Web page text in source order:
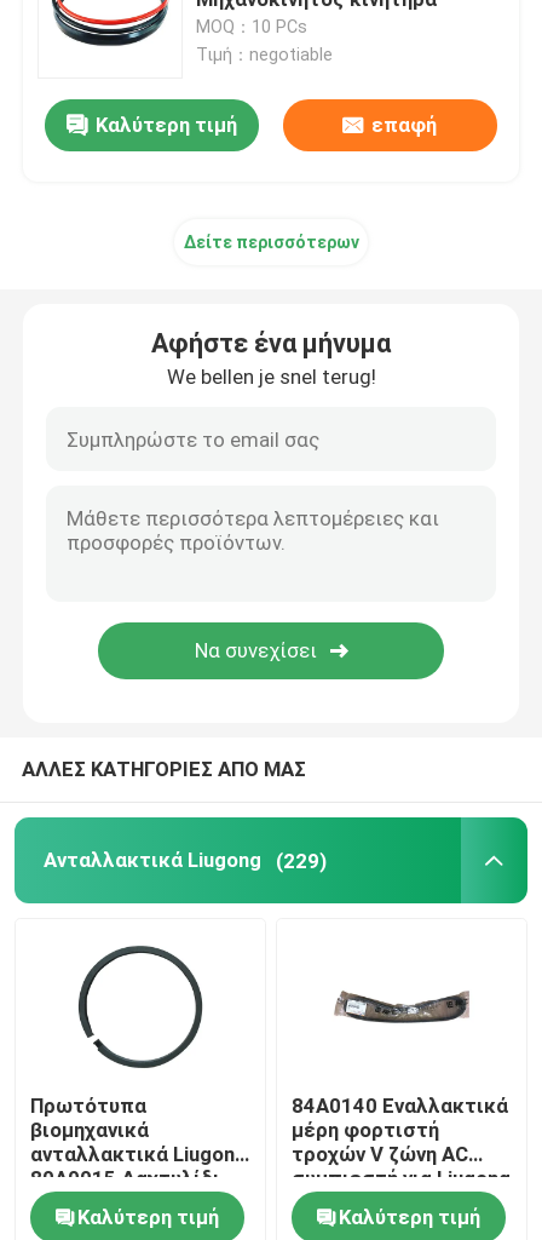
Ανταλλακτικά Sdlg
Ανταλλακτικά Komatsu
Φίλτρα κατασκευαστικού εξοπλισμού
Ανταλλακτικά XCMG
Ανταλλακτικά Sinotruk
Ανταλλακτικά Sany
Μέρη Lovol
Ανταλλακτικά Shangchai
ανταλλακτικά Isuzu
Μέρη Ingersoll Rand
Ανταλλακτικά της Deutz
MOQ：10 PCs
Τιμή：negotiable
Καλύτερη τιμή επαφή
Δείτε περισσότερων
Αφήστε ένα μήνυμα
We bellen je snel terug!
ΑΛΛΕΣ ΚΑΤΗΓΟΡΙΕΣ ΑΠΟ ΜΑΣ
Ανταλλακτικά Liugong (229)
Πρωτότυπα
βιομηχανικά
ανταλλακτικά Liugong
80A0015 Δαχτυλίδι
σφραγίδας φορτιστή
τροχώνΚαλύτερη τιμή
84Α0140 Εναλλακτικά
μέρη φορτιστή
τροχών V ζώνη AC
συμπιεστή για Liugong
Καλύτερη τιμή